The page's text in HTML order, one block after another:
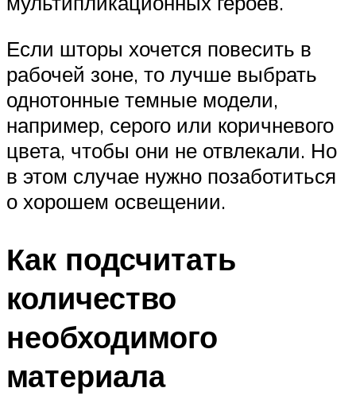
Если шторы хочется повесить в
рабочей зоне, то лучше выбрать
однотонные темные модели,
например, серого или коричневого
цвета, чтобы они не отвлекали. Но
в этом случае нужно позаботиться
о хорошем освещении.
Как подсчитать
количество
необходимого
материала